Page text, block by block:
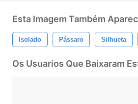
Esta Imagem Também
Isolado Pássaro Silhueta
Os Usuarios Que Baixaram